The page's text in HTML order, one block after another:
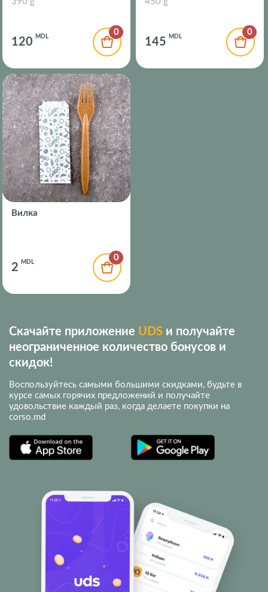
120 MDL 0
145 MDL 0
Вилка
2 MDL 0
Скачайте приложение UDS и получайте
неограниченное количество бонусов и
скидок!
Воспользуйтесь самыми большими скидками, будьте в
курсе самых горячих предложений и получайте
удовольствие каждый раз, когда делаете покупки на
corso.md